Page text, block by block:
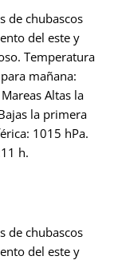
de chubascos
del este y
Temperatura
mañana:
Altas la
la primera
1015 hPa.
h.
de chubascos
del este y